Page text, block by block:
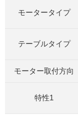
モータータイプ
テーブルタイプ
モーター取付方向
特性1